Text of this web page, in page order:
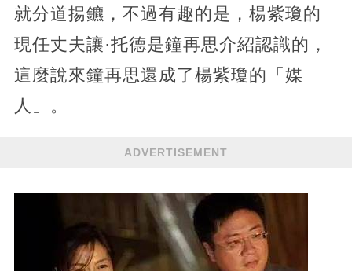
就分道揚鑣，不過有趣的是，楊紫瓊的
現任丈夫讓·托德是鐘再思介紹認識的，
這麼說來鐘再思還成了楊紫瓊的「媒
人」。
ADVERTISEMENT